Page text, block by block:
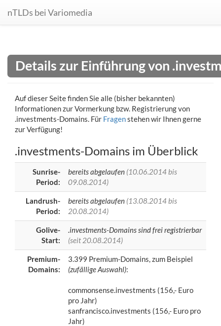
nTLDs bei Variomedia
Details zur Einführung von
Auf dieser Seite finden Sie alle (bisher bekannten)
Informationen zur Vormerkung bzw. Registrierung von
.investments-Domains. Für Fragenstehen wir Ihnen gerne
zur Verfügung!
.investments-Domains im Überblick
Sunrise-
Period:
bereits abgelaufen (10.06.2014 bis
09.08.2014)
Landrush-
Period:
bereits abgelaufen (13.08.2014 bis
20.08.2014)
Golive-
Start:
.investments-Domains sind frei registrierbar
(seit 20.08.2014)
Premium-
Domains:
3.399 Premium-Domains, zum Beispiel
(zufällige Auswahl):
commonsense.investments (156,- Euro
pro Jahr)
sanfrancisco.investments (156,- Euro pro
Jahr)